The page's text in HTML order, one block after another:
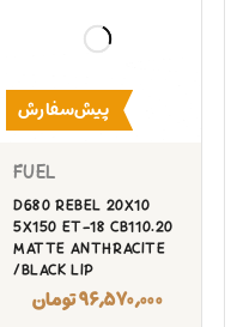
پیش‌سفارش
FUEL
D680 REBEL 20X10
5X150 ET-18 CB110.20
MATTE ANTHRACITE
/BLACK LIP
۹۶,۵۷۰,۰۰۰تومان